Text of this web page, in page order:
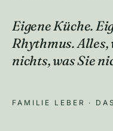
Eigene Küche.
Rhythmus. Alles,
nichts, was Sie
FAMILIE LEBER ·